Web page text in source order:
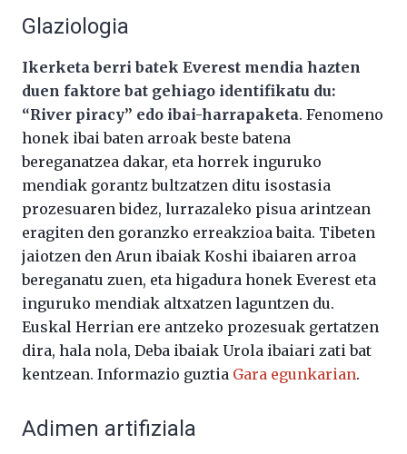
Glaziologia
Ikerketa berri batek Everest mendia hazten
duen faktore bat gehiago identifikatu du:
“River piracy” edo ibai-harrapaketa. Fenomeno
honek ibai baten arroak beste batena
bereganatzea dakar, eta horrek inguruko
mendiak gorantz bultzatzen ditu isostasia
prozesuaren bidez, lurrazaleko pisua arintzean
eragiten den goranzko erreakzioa baita. Tibeten
jaiotzen den Arun ibaiak Koshi ibaiaren arroa
bereganatu zuen, eta higadura honek Everest eta
inguruko mendiak altxatzen laguntzen du.
Euskal Herrian ere antzeko prozesuak gertatzen
dira, hala nola, Deba ibaiak Urola ibaiari zati bat
kentzean. Informazio guztia Gara egunkarian.
Adimen artifiziala